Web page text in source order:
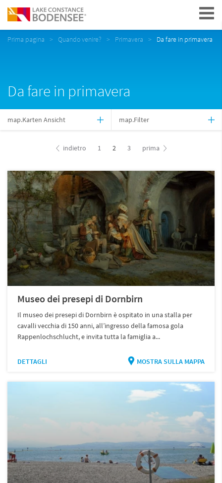
Navigation
Prima pagina Quando venire? Primavera Da fare in primavera
Da fare in primavera
map.Karten Ansicht map.Filter
indietro 1 2 3 prima
Museo dei presepi di Dornbirn
Il museo dei presepi di Dornbirn è ospitato in una stalla per
cavalli vecchia di 150 anni, all’ingresso della famosa gola
Rappenlochschlucht, e invita tutta la famiglia a...
DETTAGLI MOSTRA SULLA MAPPA